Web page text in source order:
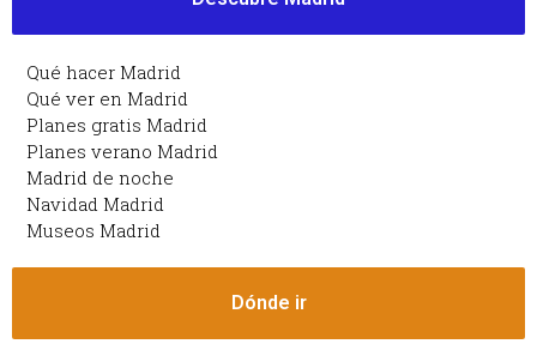
Qué hacer Madrid
Qué ver en Madrid
Planes gratis Madrid
Planes verano Madrid
Madrid de noche
Navidad Madrid
Museos Madrid
Dónde ir